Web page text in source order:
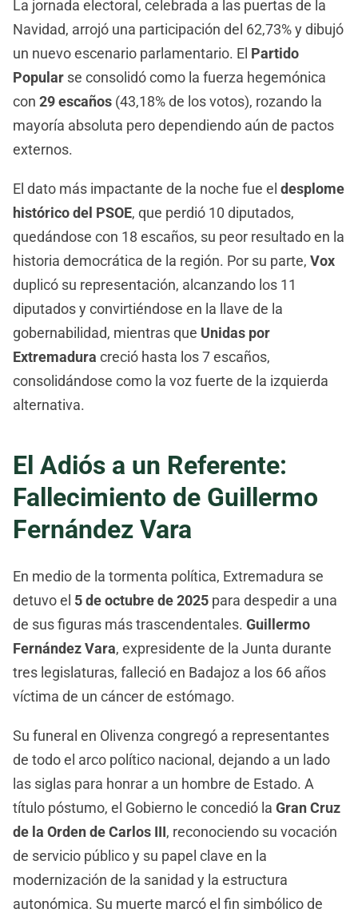
La jornada electoral, celebrada a las puertas de la
Navidad, arrojó una participación del 62,73% y dibujó
un nuevo escenario parlamentario. El Partido
Popular se consolidó como la fuerza hegemónica
con 29 escaños (43,18% de los votos), rozando la
mayoría absoluta pero dependiendo aún de pactos
externos.
El dato más impactante de la noche fue el desplome
histórico del PSOE, que perdió 10 diputados,
quedándose con 18 escaños, su peor resultado en la
historia democrática de la región. Por su parte, Vox
duplicó su representación, alcanzando los 11
diputados y convirtiéndose en la llave de la
gobernabilidad, mientras que Unidas por
Extremadura creció hasta los 7 escaños,
consolidándose como la voz fuerte de la izquierda
alternativa.
El Adiós a un Referente:
Fallecimiento de Guillermo
Fernández Vara
En medio de la tormenta política, Extremadura se
detuvo el 5 de octubre de 2025 para despedir a una
de sus figuras más trascendentales. Guillermo
Fernández Vara, expresidente de la Junta durante
tres legislaturas, falleció en Badajoz a los 66 años
víctima de un cáncer de estómago.
Su funeral en Olivenza congregó a representantes
de todo el arco político nacional, dejando a un lado
las siglas para honrar a un hombre de Estado. A
título póstumo, el Gobierno le concedió la Gran Cruz
de la Orden de Carlos III, reconociendo su vocación
de servicio público y su papel clave en la
modernización de la sanidad y la estructura
autonómica. Su muerte marcó el fin simbólico de